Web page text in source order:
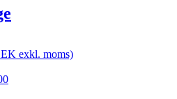
exkl. moms)